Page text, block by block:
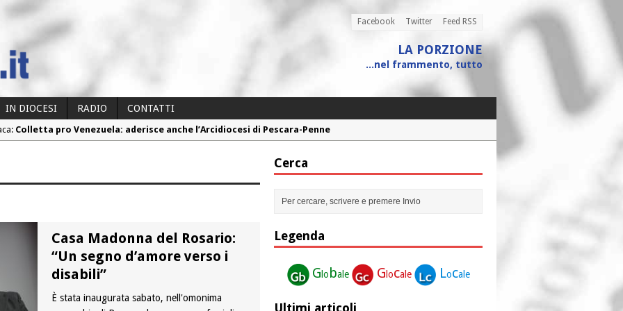
Facebook Twitter Feed RSS
LA PORZIONE
...nel frammento, tutto
IN DIOCESI RADIO
CONTATTI
Colletta pro Venezuela: aderisce anche l’Arcidiocesi di Pescara-Penne
Torna la festa della Madonnina a Montesilvano: “Tanta la devozione”
Casa Madonna del Rosario:
“Un segno d’amore verso i
disabili”
È stata inaugurata sabato, nell'omonima
Cerca
Legenda
G lobale G locale Locale
Ultimi articoli